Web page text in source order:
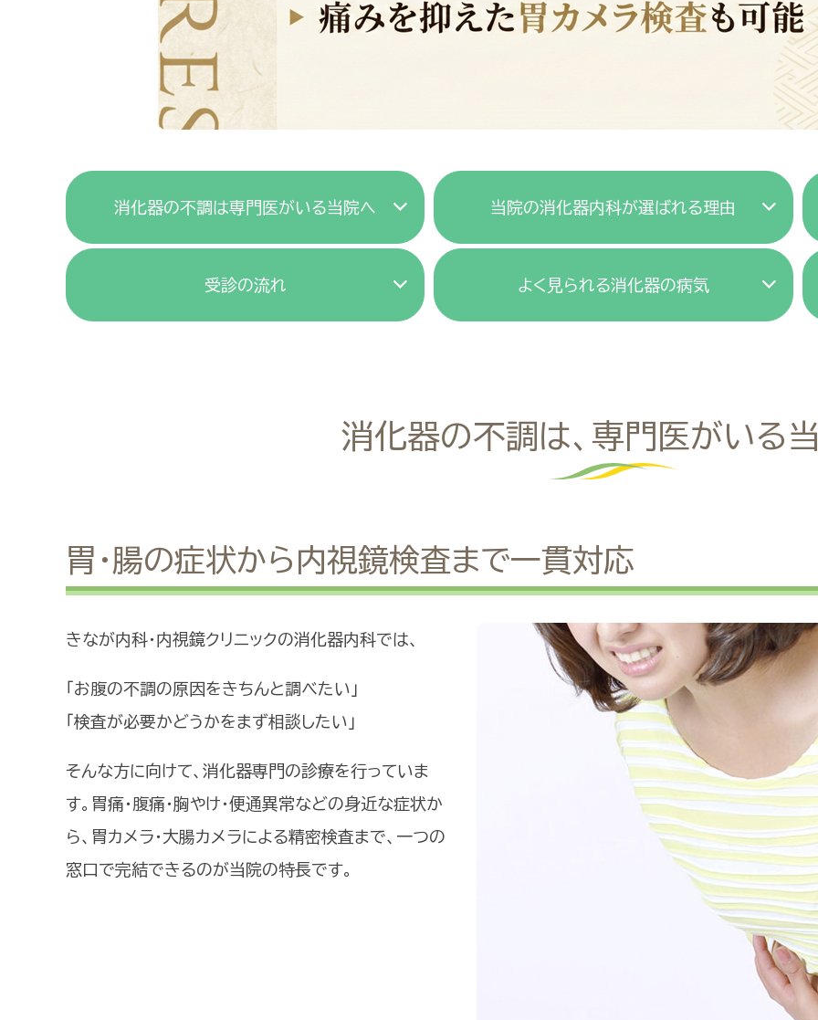
消化器の不調は専門医がいる当院へ 当院の消化器内科が選ばれる理由
受診の流れ よく見られる消化器の病気
消化器の不調は、専門医がいる
胃・腸の症状から内視鏡検査まで一貫対応
きなが内科・内視鏡クリニックの消化器内科では、
「お腹の不調の原因をきちんと調べたい」
「検査が必要かどうかをまず相談したい」
そんな方に向けて、消化器専門の診療を行っていま
す。胃痛・腹痛・胸やけ・便通異常などの身近な症状か
ら、胃カメラ・大腸カメラによる精密検査まで、一つの
窓口で完結できるのが当院の特長です。